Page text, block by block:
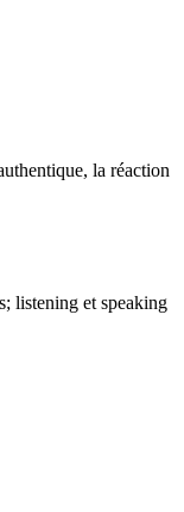
la réaction
listening et speaking